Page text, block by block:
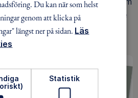
bidrar du också till vårt arbete
Du kan när som helst
genom att klicka på
längst ner på sidan. Läs
Statistik